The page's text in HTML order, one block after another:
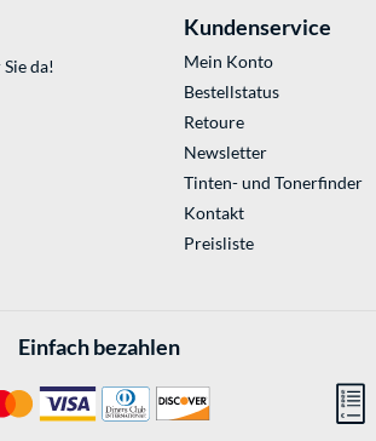
da!
Kundenservice
Mein Konto
Bestellstatus
Retoure
Newsletter
Tinten- und Tonerfinder
Kontakt
Preisliste
Einfach bezahlen